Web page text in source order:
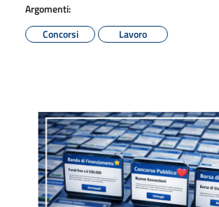
Argomenti:
Concorsi
Lavoro